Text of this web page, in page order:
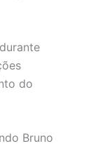
do
Bruno